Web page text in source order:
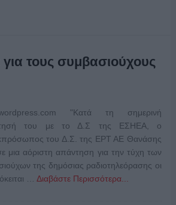
για τους συμβασιούχους
"Κατά τη σημερινή
του με το Δ.Σ της ΕΣΗΕΑ, ο
του Δ.Σ. της ΕΡΤ ΑΕ Θανάσης
μια αόριστη απάντηση για την τύχη των
της δημόσιας ραδιοτηλεόρασης οι
… Διαβάστε Περισσότερα...